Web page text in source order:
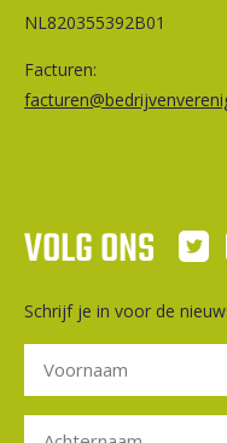
NL820355392B01
Facturen:
VOLG ONS
Schrijf je in voor de